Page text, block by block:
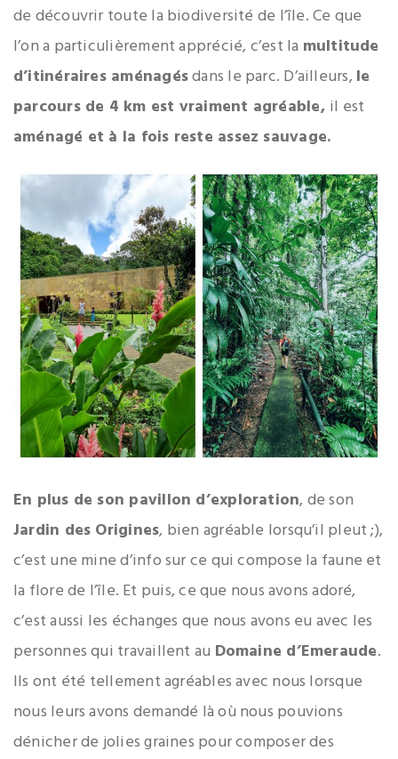
de découvrir toute la biodiversité de l’île. Ce que
l’on a particulièrement apprécié, c’est la multitude
d’itinéraires aménagésdans le parc. D’ailleurs, le
parcours de 4 km est vraiment agréable, il est
aménagé et à la fois reste assez sauvage.
En plus de son pavillon d’exploration, de son
Jardin des Origines, bien agréable lorsqu’il pleut ;),
c’est une mine d’info sur ce qui compose la faune et
la flore de l’île. Et puis, ce que nous avons adoré,
c’est aussi les échanges que nous avons eu avec les
personnes qui travaillent au Domaine d’Emeraude.
Ils ont été tellement agréables avec nous lorsque
nous leurs avons demandé là où nous pouvions
dénicher de jolies graines pour composer des